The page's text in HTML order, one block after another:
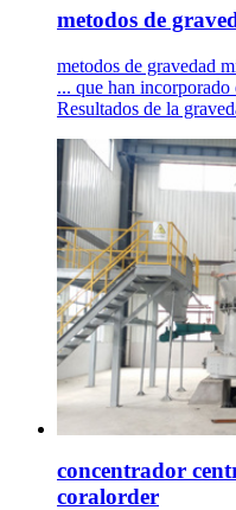
metodos de
metodos de gravedad
... que han
Resultados de la
concentrador
coralorder